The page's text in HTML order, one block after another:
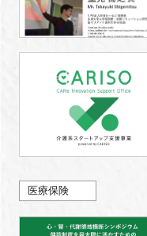
医療保険